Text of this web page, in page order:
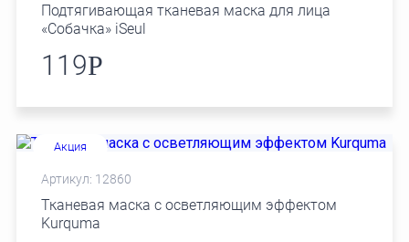
Подтягивающая тканевая маска для лица
«Собачка» iSeul
119Р
Акция
Артикул: 12860
Тканевая маска с осветляющим эффектом
Kurquma